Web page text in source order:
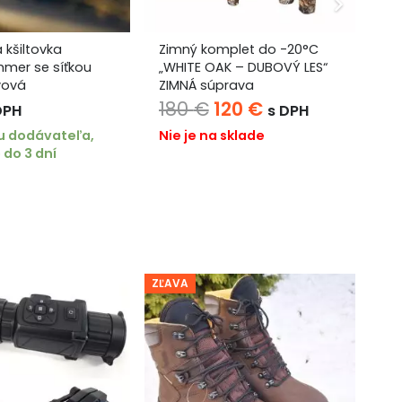
kšiltovka
se síťkou
dodávateľa,
3 dní
Zimný komplet do -20°C
„WHITE OAK – DUBOVÝ LES“
ZIMNÁ súprava
180€ Pôvodná
cena
120 €Aktuálna
cena
s DPH
Nie je na sklade
ZĽAVA